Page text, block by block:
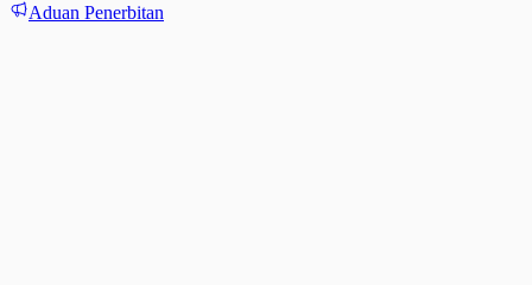
Aduan Penerbitan